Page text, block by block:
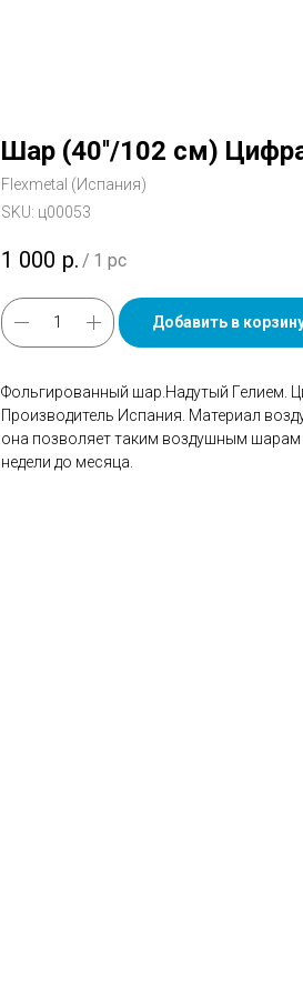
Шар (40''/102 см)
Flexmetal (Испания)
SKU: ц00053
1 000 р. / 1 pc
Добавить в
Фольгированный шар.Надутый Гелием.
Производитель Испания. Материал
она позволяет таким воздушным
недели до месяца.